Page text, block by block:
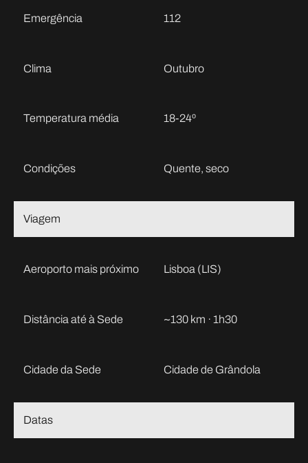
Emergência 112
Clima Outubro
Temperatura média 18-24º
Condições Quente, seco
Viagem
Aeroporto mais próximo Lisboa (LIS)
Distância até à Sede ~130 km · 1h30
Cidade da Sede Cidade de Grândola
Datas